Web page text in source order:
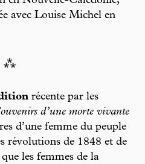
avec Louise Michel en
⁂
récente par les
d’une morte vivante
d’une femme du peuple
révolutions de 1848 et de
les femmes de la